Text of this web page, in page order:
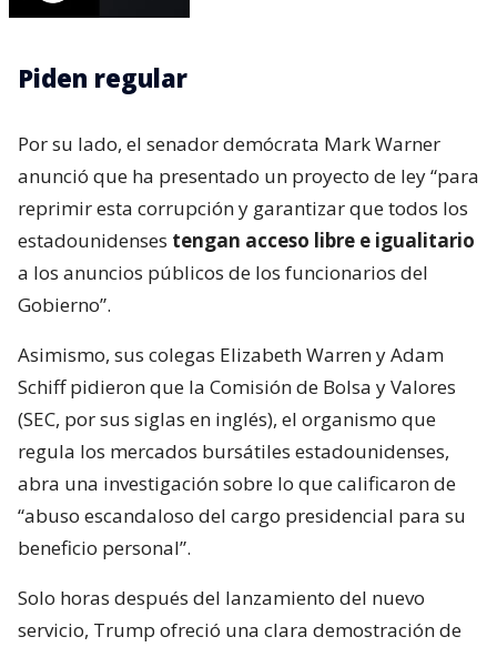
Piden regular
Por su lado, el senador demócrata Mark Warner
anunció que ha presentado un proyecto de ley “para
reprimir esta corrupción y garantizar que todos los
estadounidenses tengan acceso libre e igualitario
a los anuncios públicos de los funcionarios del
Gobierno”.
Asimismo, sus colegas Elizabeth Warren y Adam
Schiff pidieron que la Comisión de Bolsa y Valores
(SEC, por sus siglas en inglés), el organismo que
regula los mercados bursátiles estadounidenses,
abra una investigación sobre lo que calificaron de
“abuso escandaloso del cargo presidencial para su
beneficio personal”.
Solo horas después del lanzamiento del nuevo
servicio, Trump ofreció una clara demostración de